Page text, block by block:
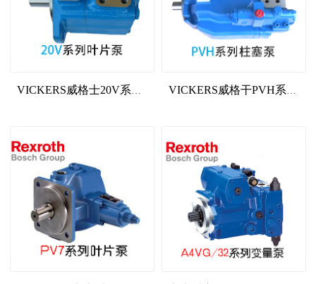
VICKERS威格士20V系列叶片泵 VICKERS威格干PVH系列柱塞泵